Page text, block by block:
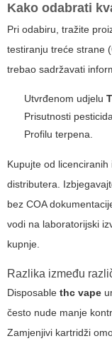
Kako odabrati
Pri odabiru, tražite
testiranju treće strane
trebao sadržavati
Utvrđenom udjelu
Prisutnosti
Profilu terpena.
Kupujte od
distributera.
bez COA
vodi na laboratorijski
kupnje.
Razlika između
Disposable thc vape
često nude manje
Zamjenjivi kartridži